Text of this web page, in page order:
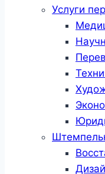
Услуги